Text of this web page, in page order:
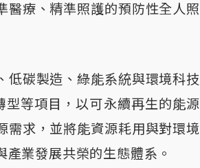
醫療、精準照護的預防性全人照
低碳製造、綠能系統與環境科技
等項目，以可永續再生的能源
需求，並將能資源耗用與對環境
業發展共榮的生態體系。